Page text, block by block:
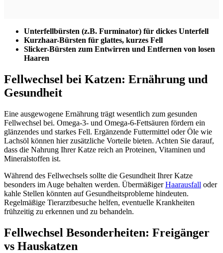
Unterfellbürsten (z.B. Furminator) für dickes Unterfell
Kurzhaar-Bürsten für glattes, kurzes Fell
Slicker-Bürsten zum Entwirren und Entfernen von losen
Haaren
Fellwechsel bei Katzen: Ernährung und
Gesundheit
Eine ausgewogene Ernährung trägt wesentlich zum gesunden
Fellwechsel bei. Omega-3- und Omega-6-Fettsäuren fördern ein
glänzendes und starkes Fell. Ergänzende Futtermittel oder Öle wie
Lachsöl können hier zusätzliche Vorteile bieten. Achten Sie darauf,
dass die Nahrung Ihrer Katze reich an Proteinen, Vitaminen und
Mineralstoffen ist.
Während des Fellwechsels sollte die Gesundheit Ihrer Katze
besonders im Auge behalten werden. ÜbermäßigerHaarausfall oder
kahle Stellen könnten auf Gesundheitsprobleme hindeuten.
Regelmäßige Tierarztbesuche helfen, eventuelle Krankheiten
frühzeitig zu erkennen und zu behandeln.
Fellwechsel Besonderheiten: Freigänger
vs Hauskatzen